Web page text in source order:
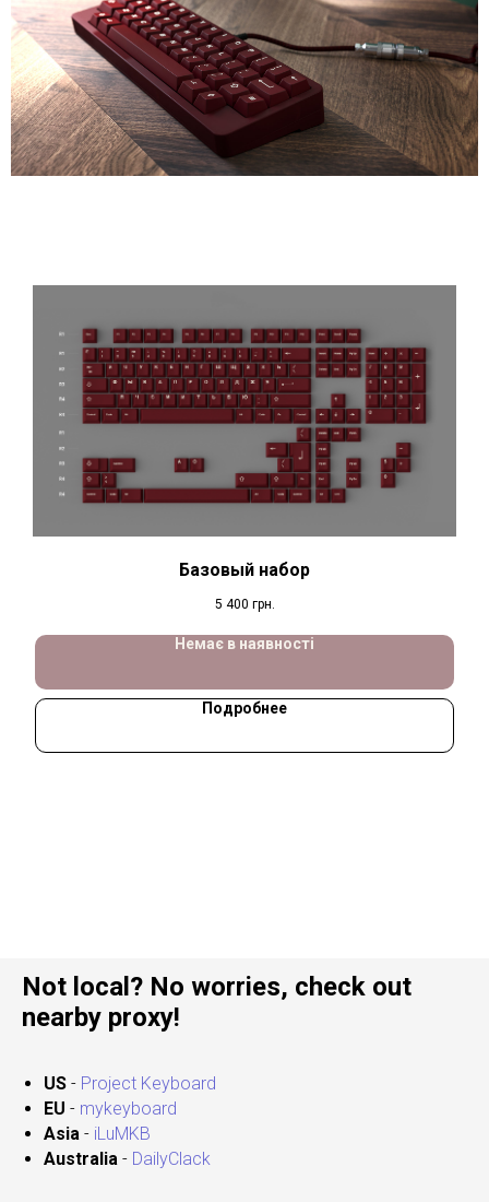
Базовый набор
5 400 грн.
Немає в наявності
Подробнее
Not local? No worries, check out
nearby proxy!
US - Project Keyboard
EU - mykeyboard
Asia - iLuMKB
Australia - DailyClack